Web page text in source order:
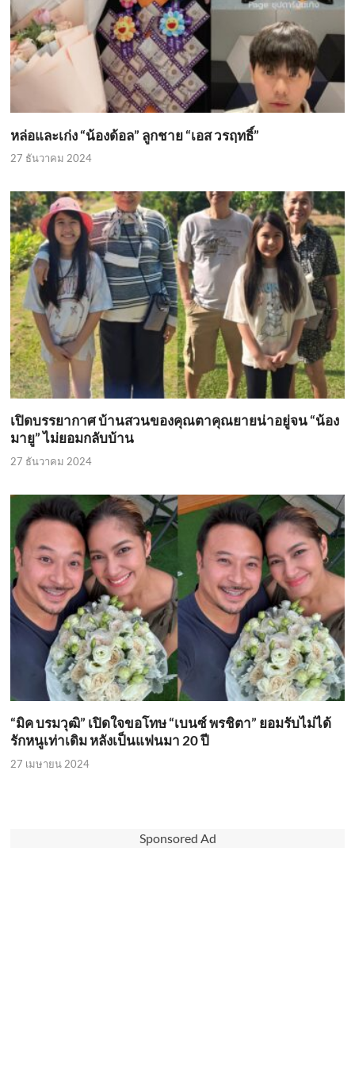
หล่อและเก่ง “น้องด้อล” ลูกชาย “เอส วรฤทธิ์”
27 ธันวาคม 2024
เปิดบรรยากาศ บ้านสวนของคุณตาคุณยายน่าอยู่จน “น้อง
มายู” ไม่ยอมกลับบ้าน
27 ธันวาคม 2024
“มิค บรมวุฒิ” เปิดใจขอโทษ “เบนซ์ พรชิตา” ยอมรับไม่ได้
รักหนูเท่าเดิม หลังเป็นแฟนมา 20 ปี
27 เมษายน 2024
Sponsored Ad